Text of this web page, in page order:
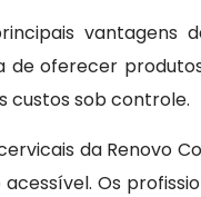
vantagens
de oferecer
custos sob controle.
da Renovo
Os